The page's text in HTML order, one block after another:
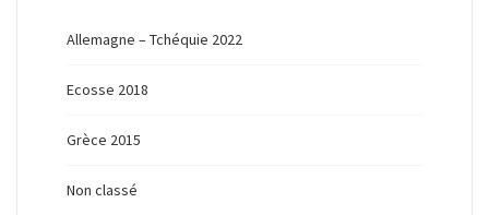
Allemagne – Tchéquie 2022
Ecosse 2018
Grèce 2015
Non classé